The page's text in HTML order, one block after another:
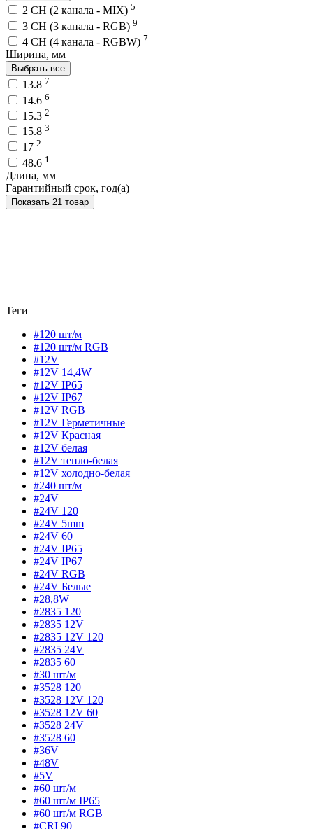
2 CH (2 канала - MIX) 5
3 CH (3 канала - RGB) 9
4 CH (4 канала - RGBW) 7
Ширина, мм
Выбрать все
13.8 7
14.6 6
15.3 2
15.8 3
17 2
48.6 1
Длина, мм
Гарантийный срок, год(а)
Показать 21 товар
Теги
#120 шт/м
#120 шт/м RGB
#12V
#12V 14,4W
#12V IP65
#12V IP67
#12V RGB
#12V Герметичные
#12V Красная
#12V белая
#12V тепло-белая
#12V холодно-белая
#240 шт/м
#24V
#24V 120
#24V 5mm
#24V 60
#24V IP65
#24V IP67
#24V RGB
#24V Белые
#28,8W
#2835 120
#2835 12V
#2835 12V 120
#2835 24V
#2835 60
#30 шт/м
#3528 120
#3528 12V 120
#3528 12V 60
#3528 24V
#3528 60
#36V
#48V
#5V
#60 шт/м
#60 шт/м IP65
#60 шт/м RGB
#CRI 90